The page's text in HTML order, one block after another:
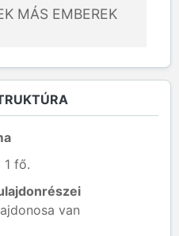
MÁS EMBEREK
1 fő.
van